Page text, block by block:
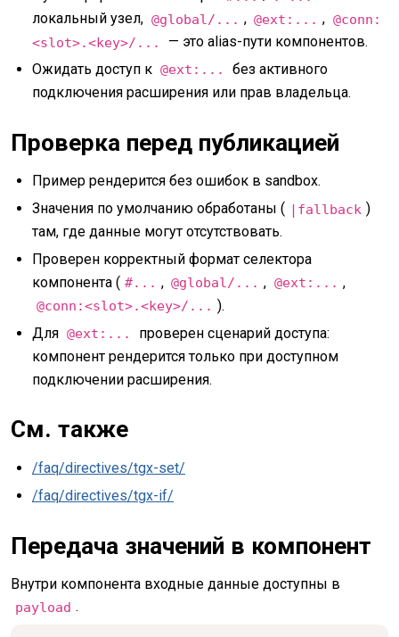
локальный узел, @global/... , @ext:... , @conn:
<slot>.<key>/...
— это alias-пути компонентов.
Ожидать доступ к @ext:...
без активного
подключения расширения или прав владельца.
Проверка перед публикацией
Пример рендерится без ошибок в sandbox.
Значения по умолчанию обработаны ( |fallback )
там, где данные могут отсутствовать.
Проверен корректный формат селектора
компонента ( #... , @global/... , @ext:... ,
@conn:<slot>.<key>/... ).
Для @ext:...
проверен сценарий доступа:
компонент рендерится только при доступном
подключении расширения.
См. также
/faq/directives/tgx-set/
/faq/directives/tgx-if/
Передача значений в компонент
Внутри компонента входные данные доступны в
payload .